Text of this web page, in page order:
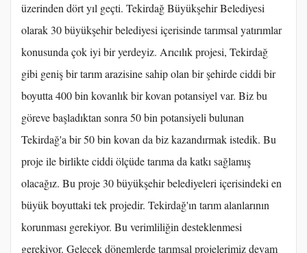
üzerinden dört yıl geçti. Tekirdağ Büyükşehir Belediyesi
olarak 30 büyükşehir belediyesi içerisinde tarımsal yatırımlar
konusunda çok iyi bir yerdeyiz. Arıcılık projesi, Tekirdağ
gibi geniş bir tarım arazisine sahip olan bir şehirde ciddi bir
boyutta 400 bin kovanlık bir kovan potansiyel var. Biz bu
göreve başladıktan sonra 50 bin potansiyeli bulunan
Tekirdağ'a bir 50 bin kovan da biz kazandırmak istedik. Bu
proje ile birlikte ciddi ölçüde tarıma da katkı sağlamış
olacağız. Bu proje 30 büyükşehir belediyeleri içerisindeki en
büyük boyuttaki tek projedir. Tekirdağ'ın tarım alanlarının
korunması gerekiyor. Bu verimliliğin desteklenmesi
gerekiyor. Gelecek dönemlerde tarımsal projelerimiz devam